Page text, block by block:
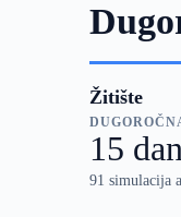
Žitište
15
91 simulacija